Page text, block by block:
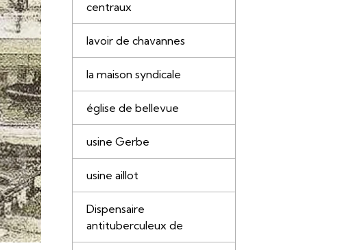
centraux
lavoir de chavannes
la maison syndicale
église de bellevue
usine Gerbe
usine aillot
Dispensaire
antituberculeux de